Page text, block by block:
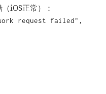
iOS正常）：
request failed",